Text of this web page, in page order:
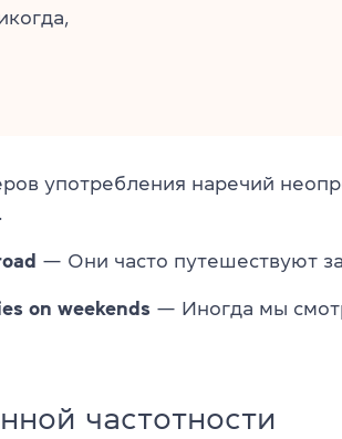
употребления наречий
— Они часто путешествуют
on weekends — Иногда мы
частотности